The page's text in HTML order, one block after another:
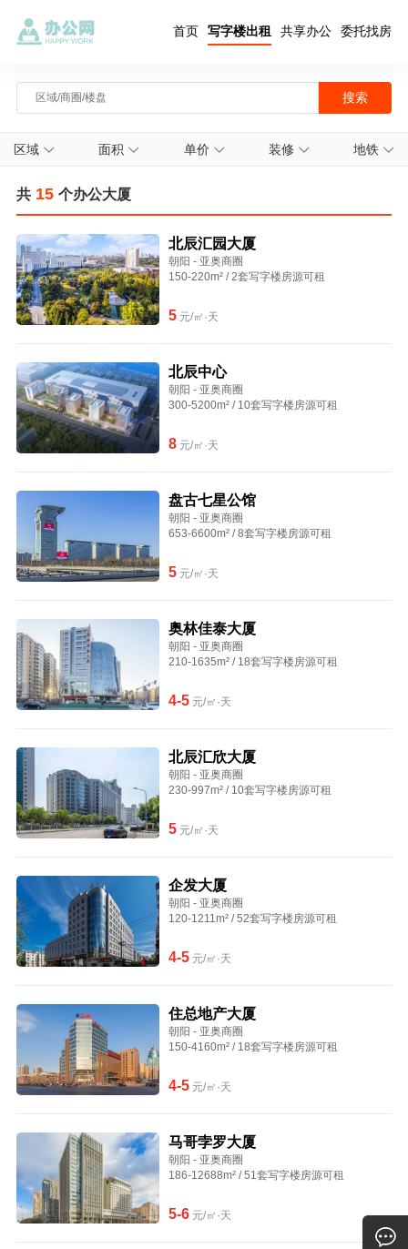
首页 写字楼出租 共享办公 委托找房
区域 面积 单价 装修 地铁
共 15 个办公大厦
北辰汇园大厦
朝阳 - 亚奥商圈
150-220m² / 2套写字楼房源可租
5元/㎡·天
北辰中心
朝阳 - 亚奥商圈
300-5200m² / 10套写字楼房源可租
8元/㎡·天
盘古七星公馆
朝阳 - 亚奥商圈
653-6600m² / 8套写字楼房源可租
5元/㎡·天
奥林佳泰大厦
朝阳 - 亚奥商圈
210-1635m² / 18套写字楼房源可租
4-5元/㎡·天
北辰汇欣大厦
朝阳 - 亚奥商圈
230-997m² / 10套写字楼房源可租
5元/㎡·天
企发大厦
朝阳 - 亚奥商圈
120-1211m² / 52套写字楼房源可租
4-5元/㎡·天
住总地产大厦
朝阳 - 亚奥商圈
150-4160m² / 18套写字楼房源可租
4-5元/㎡·天
马哥孛罗大厦
朝阳 - 亚奥商圈
186-12688m² / 51套写字楼房源可租
5-6元/㎡·天